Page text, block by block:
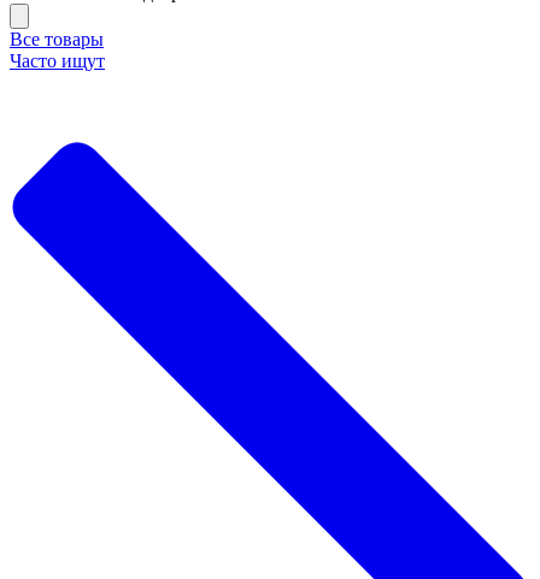
Все товары
Часто ищут